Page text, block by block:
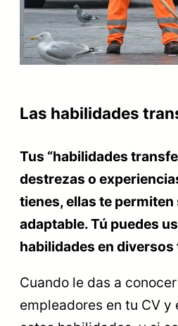
Las habilidades
Tus “habilidades
destrezas o
tienes, ellas te
adaptable. Tú puedes
habilidades en
Cuando le das a
empleadores en tu CV y